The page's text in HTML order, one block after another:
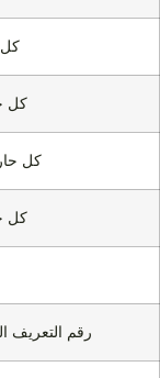
كل
كل حارة
كل حارة -
كل حارة
رقم التعريف